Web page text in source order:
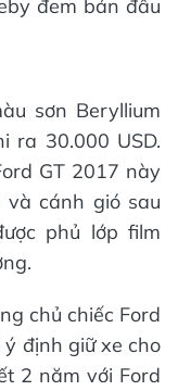
đem bán đấu
sơn Beryllium
ra 30.000 USD.
GT 2017 này
và cánh gió sau
phủ lớp film
chủ chiếc Ford
định giữ xe cho
2 năm với Ford